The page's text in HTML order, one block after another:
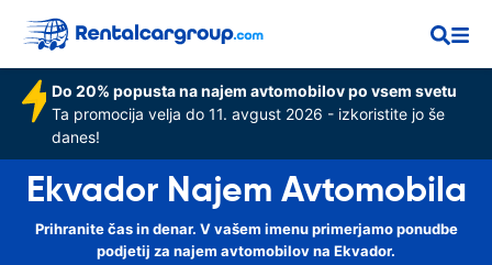
Do 20% popusta na najem avtomobilov po vsem svetu
Ta promocija velja do 11. avgust 2026 - izkoristite jo še
danes!
Ekvador Najem Avtomobila
Prihranite čas in denar. V vašem imenu primerjamo ponudbe
podjetij za najem avtomobilov na Ekvador.